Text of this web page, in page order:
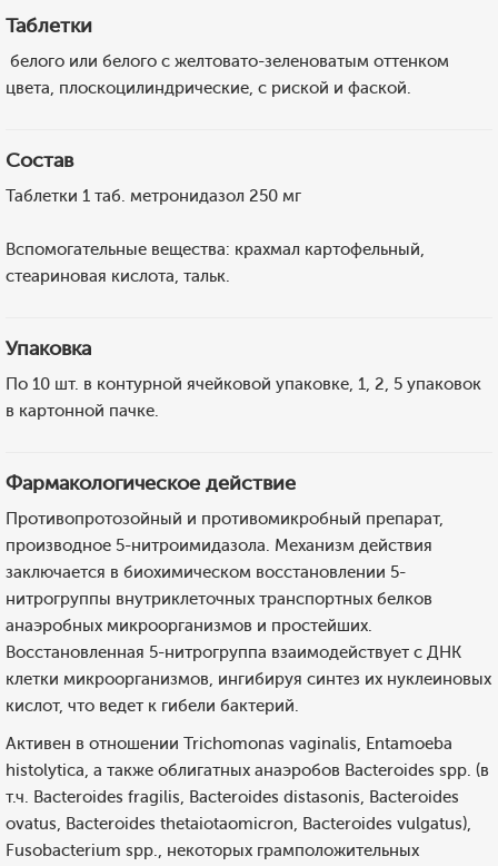
Таблетки
белого или белого с желтовато-зеленоватым оттенком
цвета, плоскоцилиндрические, с риской и фаской.
Состав
Таблетки 1 таб. метронидазол 250 мг
Вспомогательные вещества: крахмал картофельный,
стеариновая кислота, тальк.
Упаковка
По 10 шт. в контурной ячейковой упаковке, 1, 2, 5 упаковок
в картонной пачке.
Фармакологическое действие
Противопротозойный и противомикробный препарат,
производное 5-нитроимидазола. Механизм действия
заключается в биохимическом восстановлении 5-
нитрогруппы внутриклеточных транспортных белков
анаэробных микроорганизмов и простейших.
Восстановленная 5-нитрогруппа взаимодействует с ДНК
клетки микроорганизмов, ингибируя синтез их нуклеиновых
кислот, что ведет к гибели бактерий.
Активен в отношении Trichomonas vaginalis, Entamoeba
histolytica, а также облигатных анаэробов Bacteroides spp. (в
т.ч. Bacteroides fragilis, Bacteroides distasonis, Bacteroides
ovatus, Bacteroides thetaiotaomicron, Bacteroides vulgatus),
Fusobacterium spp., некоторых грамположительных